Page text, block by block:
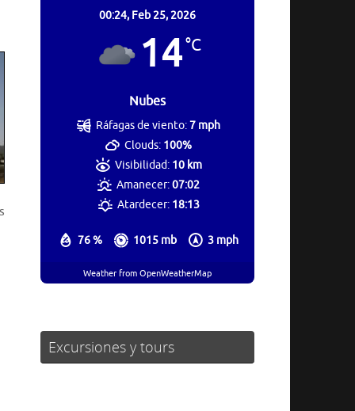
00:24, Feb 25, 2026
14°C
Nubes
76 % 1015 mb 3 mph
Ráfagas de viento:7 mph
Clouds: 100%
Visibilidad: 10 km
Amanecer:07:02
Atardecer: 18:13
Weather from OpenWeatherMap
Excursiones y tours